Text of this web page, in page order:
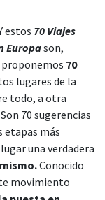
estos 70 Viajes
Europason,
proponemos 70
lugares de la
todo, a otra
Son 70 sugerencias
etapas más
una verdadera
Conocido
movimiento